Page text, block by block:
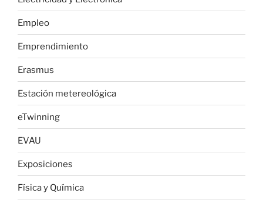
Empleo
Emprendimiento
Erasmus
Estación metereológica
eTwinning
EVAU
Exposiciones
Física y Química